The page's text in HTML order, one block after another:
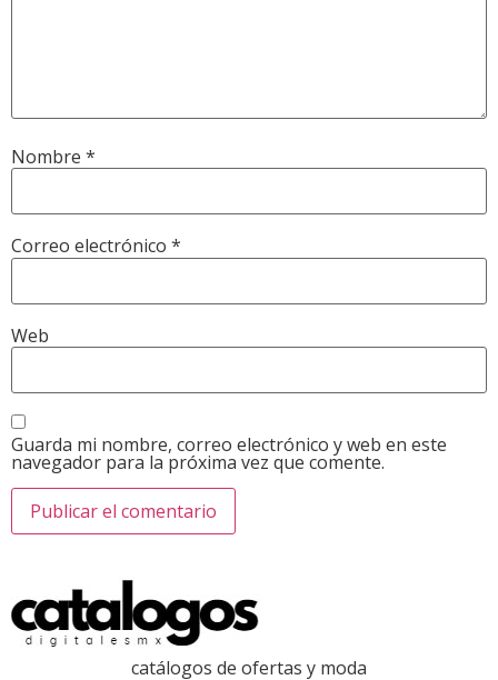
Nombre *
Correo electrónico *
Web
Guarda mi nombre, correo electrónico y web en este
navegador para la próxima vez que comente.
catálogos de ofertas y moda